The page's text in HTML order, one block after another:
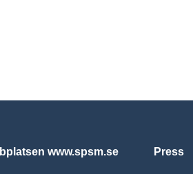
www.spsm.se Press